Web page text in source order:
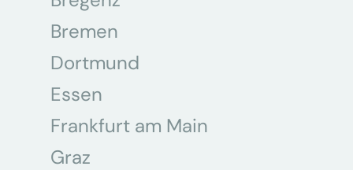
Bremen
Dortmund
Essen
Frankfurt am Main
Graz